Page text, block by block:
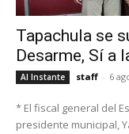
Tapachula se
Desarme, Sí a
Al Instante staff - 6
* El fiscal general del
presidente municipal,